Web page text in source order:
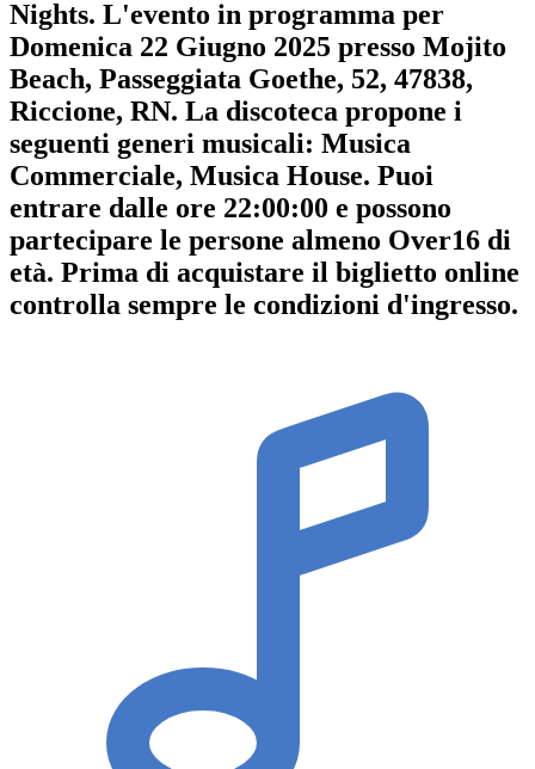
Nights. L'evento in programma per
Domenica 22 Giugno 2025 presso Mojito
Beach, Passeggiata Goethe, 52, 47838,
Riccione, RN. La discoteca propone i
seguenti generi musicali: Musica
Commerciale, Musica House. Puoi
entrare dalle ore 22:00:00 e possono
partecipare le persone almeno Over16 di
età. Prima di acquistare il biglietto online
controlla sempre le condizioni d'ingresso.